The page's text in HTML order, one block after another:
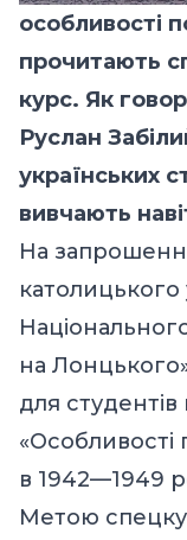
особливості
прочитають
курс. Як
Руслан
українських
вивчають
На
на
для
«Особливості
в 1942—1949
Метою